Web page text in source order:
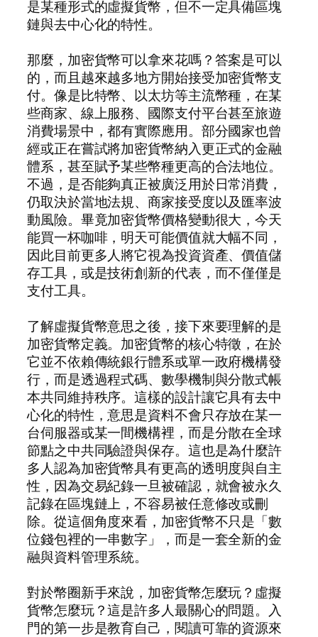
是某種形式的虛擬貨幣，但不一定具備區塊
鏈與去中心化的特性。
那麼，加密貨幣可以拿來花嗎？答案是可以
的，而且越來越多地方開始接受加密貨幣支
付。像是比特幣、以太坊等主流幣種，在某
些商家、線上服務、國際支付平台甚至旅遊
消費場景中，都有實際應用。部分國家也曾
經或正在嘗試將加密貨幣納入更正式的金融
體系，甚至賦予某些幣種更高的合法地位。
不過，是否能夠真正被廣泛用於日常消費，
仍取決於當地法規、商家接受度以及匯率波
動風險。畢竟加密貨幣價格變動很大，今天
能買一杯咖啡，明天可能價值就大幅不同，
因此目前更多人將它視為投資資產、價值儲
存工具，或是技術創新的代表，而不僅僅是
支付工具。
了解虛擬貨幣意思之後，接下來要理解的是
加密貨幣定義。加密貨幣的核心特徵，在於
它並不依賴傳統銀行體系或單一政府機構發
行，而是透過程式碼、數學機制與分散式帳
本共同維持秩序。這樣的設計讓它具有去中
心化的特性，意思是資料不會只存放在某一
台伺服器或某一間機構裡，而是分散在全球
節點之中共同驗證與保存。這也是為什麼許
多人認為加密貨幣具有更高的透明度與自主
性，因為交易紀錄一旦被確認，就會被永久
記錄在區塊鏈上，不容易被任意修改或刪
除。從這個角度來看，加密貨幣不只是「數
位錢包裡的一串數字」，而是一套全新的金
融與資料管理系統。
對於幣圈新手來說，加密貨幣怎麼玩？虛擬
貨幣怎麼玩？這是許多人最關心的問題。入
門的第一步是教育自己，閱讀可靠的資源來